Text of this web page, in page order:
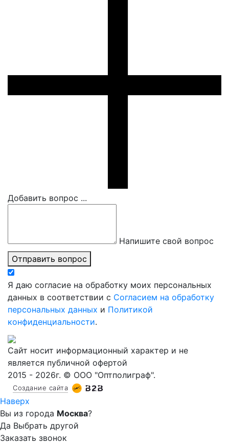
Добавить вопрос ...
Напишите свой вопрос
Отправить вопрос
Я даю согласие на обработку моих персональных
данных в соответствии с Согласием на обработку
персональных данных и Политикой
конфиденциальности.
Сайт носит информационный характер и не
является публичной офертой
2015 - 2026г. © ООО "Оптполиграф".
Создание сайта
Наверх
Вы из города Москва?
Да Выбрать другой
Заказать звонок